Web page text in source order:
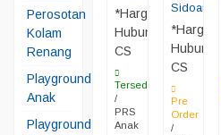
*Harga
Hubungi
CS
Tersedia
/
PRS
Anak
Sidoarjo
*Harga
Hubungi
CS
Pre
Order
/
Perosotan
Kolam
Renang
Playground
Anak
Playground